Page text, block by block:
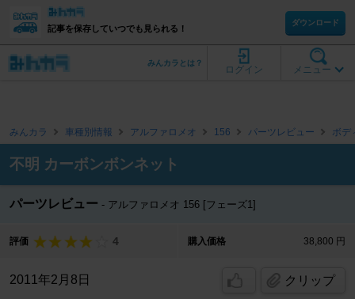
記事を保存していつでも見られる！
ダウンロード
メニュー
ログイン
みんカラとは？
みんカラ 車種別情報 アルファロメオ 156 パーツレビュー ボデ
不明 カーボンボンネット
パーツレビュー アルファロメオ 156 [フェーズ1]
評価 4 購入価格 38,800 円
2011年2月8日 クリップ